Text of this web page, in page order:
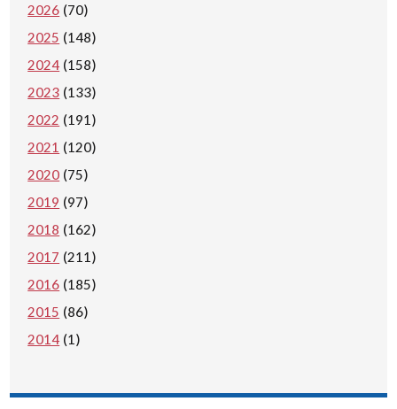
2026 (70)
2025 (148)
2024 (158)
2023 (133)
2022 (191)
2021 (120)
2020 (75)
2019 (97)
2018 (162)
2017 (211)
2016 (185)
2015 (86)
2014 (1)